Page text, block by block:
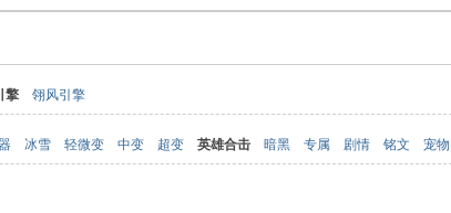
擎 翎风引擎
冰雪 轻微变 中变 超变 英雄合击 暗黑 专属 剧情 铭文 宠物